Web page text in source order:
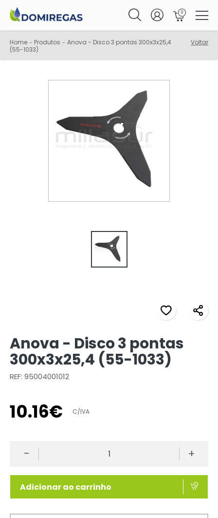
0
Home - Produtos - Anova - Disco 3 pontas 300x3x25,4
(55-1033)
Voltar
Anova - Disco 3 pontas
300x3x25,4 (55-1033)
REF: 95004001012
10.16€ C/IVA
- +
Adicionar ao carrinho